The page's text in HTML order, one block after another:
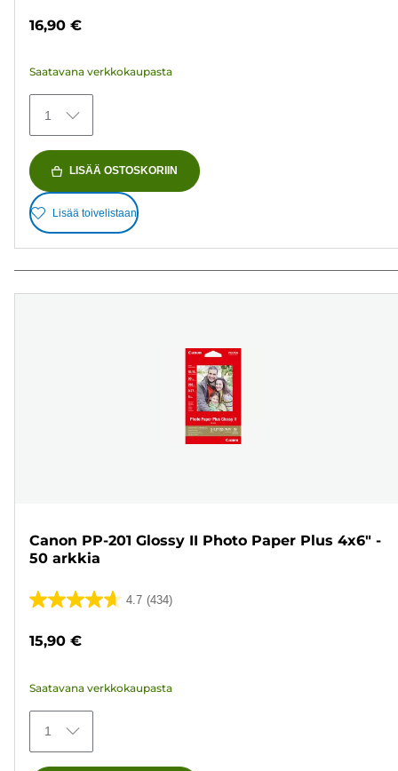
70
16,90 €
Saatavana verkkokaupasta
1
LISÄÄ OSTOSKORIIN
Lisää toivelistaan
Canon PP-201 Glossy II Photo Paper Plus 4x6" -
50 arkkia
4.7 (434)
4.7/5
434
15,90 €
Saatavana verkkokaupasta
1